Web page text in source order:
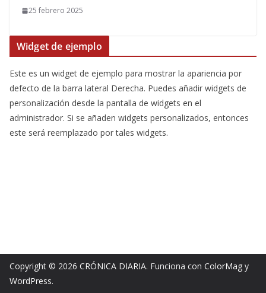
25 febrero 2025
Widget de ejemplo
Este es un widget de ejemplo para mostrar la apariencia por
defecto de la barra lateral Derecha. Puedes añadir widgets de
personalización desde la pantalla de widgets en el
administrador. Si se añaden widgets personalizados, entonces
este será reemplazado por tales widgets.
Copyright © 2026 CRÓNICA DIARIA. Funciona con ColorMag y
WordPress.